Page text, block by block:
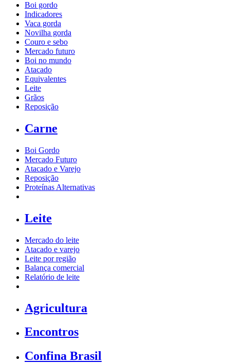
Boi gordo
Indicadores
Vaca gorda
Novilha gorda
Couro e sebo
Mercado futuro
Boi no mundo
Atacado
Equivalentes
Leite
Grãos
Reposição
Carne
Boi Gordo
Mercado Futuro
Atacado e Varejo
Reposição
Proteínas Alternativas
Leite
Mercado do leite
Atacado e varejo
Leite por região
Balança comercial
Relatório de leite
Agricultura
Encontros
Confina Brasil